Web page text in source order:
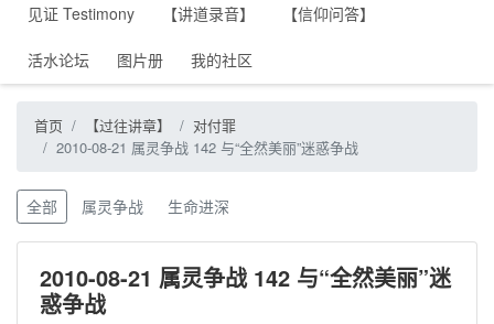
见证 Testimony 【讲道录音】 【信仰问答】
活水论坛 图片册 我的社区
首页 【过往讲章】
对付罪
2010-08-21 属灵争战 142 与“全然美丽”迷惑争战
全部 属灵争战 生命进深
2010-08-21 属灵争战 142 与“全然美丽”迷
惑争战